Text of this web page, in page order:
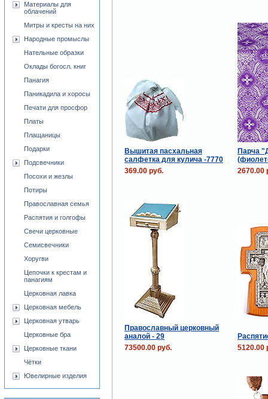
Вышитая пасхальная
салфетка для кулича -7770
Парча
369.00 руб.
2670.00
Православный церковный
аналой - 29
73500.00 руб.
5120.00
Материалы для
облачений
Митры и кресты на них
Народные промыслы
Нательные образки
Оклады богосл. книг
Панагия
Паникадила и хоросы
Печати для просфор
Платы
Плащаницы
Подарки
Подсвечники
Посохи и жезлы
Потиры
Православная семья
Распятия и голгофы
Свечи церковные
Семисвечники
Хоругви
Цепочки к крестам и
панагиям
Церковная лавка
Церковная мебель
Церковная утварь
Церковные бра
Церковные ткани
Чётки
Ювелирные изделия